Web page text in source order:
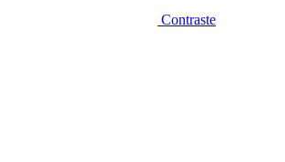
Contraste